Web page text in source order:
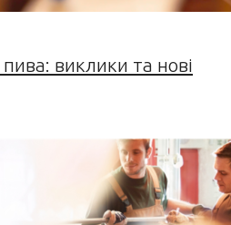
виклики та нові